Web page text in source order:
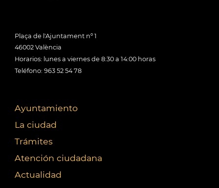
Plaça de l'Ajuntament nº 1
46002 València
Horarios: lunes a viernes de 8:30 a 14:00 horas
Teléfono: 963 52 54 78
Ayuntamiento
La ciudad
Trámites
Atención ciudadana
Actualidad